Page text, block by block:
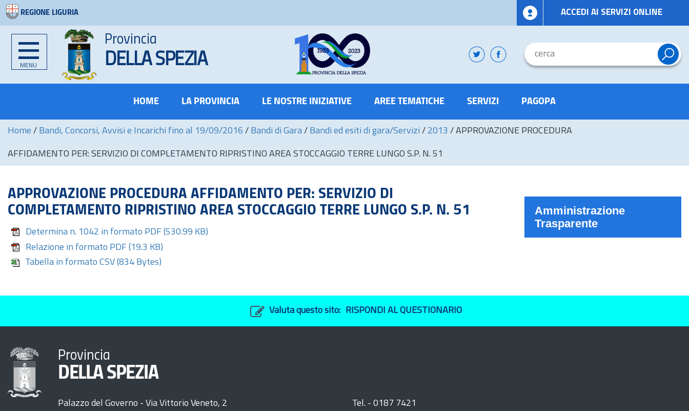
REGIONE LIGURIA ACCEDI AI SERVIZI ONLINE
MENU
Provincia
DELLA SPEZIA
HOME LA PROVINCIA LE NOSTRE INIZIATIVE AREE TEMATICHE SERVIZI PAGOPA
Home / Bandi, Concorsi, Avvisi e Incarichi fino al 19/09/2016 / Bandi di Gara / Bandi ed esiti di gara/Servizi / 2013 / APPROVAZIONE PROCEDURA
AFFIDAMENTO PER: SERVIZIO DI COMPLETAMENTO RIPRISTINO AREA STOCCAGGIO TERRE LUNGO S.P. N. 51
APPROVAZIONE PROCEDURA AFFIDAMENTO PER: SERVIZIO DI
COMPLETAMENTO RIPRISTINO AREA STOCCAGGIO TERRE LUNGO S.P. N. 51
Determina n. 1042 in formato PDF (530.99 KB)
Relazione in formato PDF (19.3 KB)
Tabella in formato CSV (834 Bytes)
Amministrazione
Trasparente
Valuta questo sito: RISPONDI AL QUESTIONARIO
Provincia
DELLA SPEZIA
Palazzo del Governo - Via Vittorio Veneto, 2
Tel. - 0187 7421